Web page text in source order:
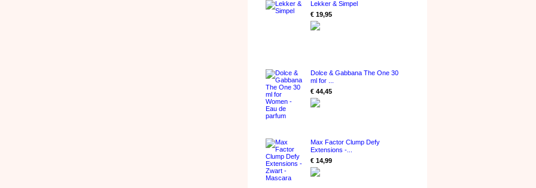
Lekker & Simpel
€ 19,95
Dolce & Gabbana The One 30
ml for ...
€ 44,45
Max Factor Clump Defy
Extensions -...
€ 14,99